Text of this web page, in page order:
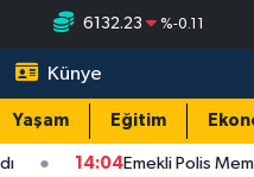
6132.23 %-0.11
Künye
Yaşam Eğitim
14:04Emekli Polis